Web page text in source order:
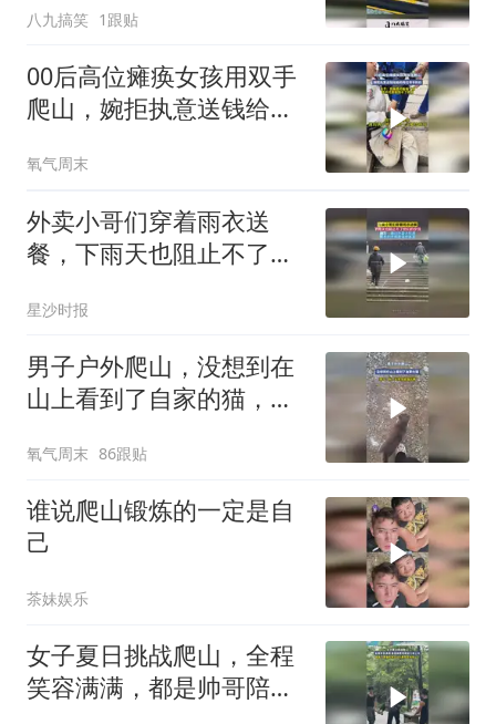
八九搞笑 1跟贴
00后高位瘫痪女孩用双手
爬山，婉拒执意送钱给她
氧气周末
外卖小哥们穿着雨衣送
餐，下雨天也阻止不了他
卖才知道，雨衣的作用是
保持体温
星沙时报
男子户外爬山，没想到在
山上看到了自家的猫，男
氧气周末 86跟贴
谁说爬山锻炼的一定是自
己
茶妹娱乐
女子夏日挑战爬山，全程
笑容满满，都是帅哥陪爬